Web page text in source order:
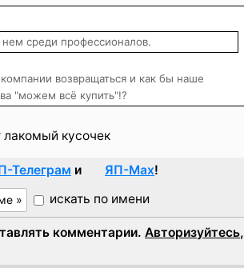
среди профессионалов.
возвращаться и как бы наше
"можем всё купить"!?
лакомый кусочек
Телеграм и ЯП-Max!
искать по имени
комментарии. Авторизуйтесь,